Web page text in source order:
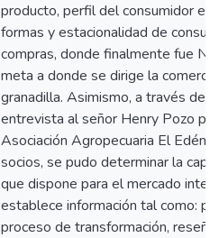
producto, perfil del consumidor en
formas y estacionalidad de
compras, donde finalmente fue
meta a donde se dirige la
granadilla. Asimismo, a través de
entrevista al señor Henry Pozo
Asociación Agropecuaria El Edén
socios, se pudo determinar la
que dispone para el mercado
establece información tal como:
proceso de transformación,